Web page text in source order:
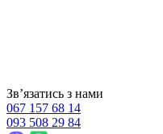
Звʼязатись з нами
067 157 68 14
093 508 29 84